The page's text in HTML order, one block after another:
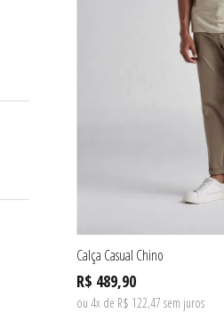
Calça Casual Chino
R$ 489,90
ou 4x de R$ 122,47 sem juros